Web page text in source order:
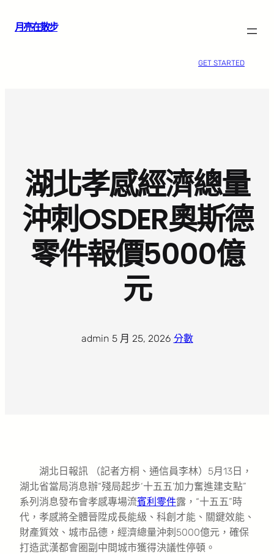
月亮在散步
GET STARTED
湖北孝感經濟總量
沖刺OSDER奧斯德
零件報價5000億
元
admin· 5 月 25, 2026· 分數
湖北日報訊 （記者方桐、通信員李林）5月13日，
湖北省當局消息辦“殘局起步‘十五五’加力奮進建支點”
系列消息發布會孝感專場流賓利零件露，“十五五”時
代，孝感將全體晉陞成長能級、科創才能、關鍵效能、
財產質效、城市品德，經濟總量沖刺5000億元，確保
打造武漢都會圈副中間城市獲得決議性停頓。